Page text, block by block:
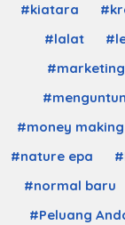
#kiatara
#lalat
#marketing
#money making
#nature epa
#normal baru
#Peluang